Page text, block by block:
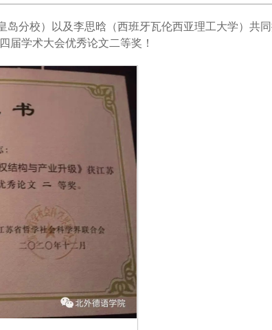
分校）以及李思晗（西班牙瓦伦西亚理工大学）共
届学术大会优秀论文二等奖！